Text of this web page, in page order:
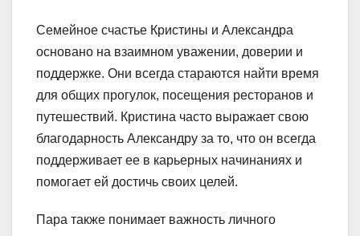
Семейное счастье Кристины и Александра
основано на взаимном уважении, доверии и
поддержке. Они всегда стараются найти время
для общих прогулок, посещения ресторанов и
путешествий. Кристина часто выражает свою
благодарность Александру за то, что он всегда
поддерживает ее в карьерных начинаниях и
помогает ей достичь своих целей.
Пара также понимает важность личного